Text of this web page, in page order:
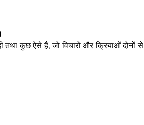
तथा कुछ ऐसे हैं, जो विचारों और क्रियाओं दोनों से